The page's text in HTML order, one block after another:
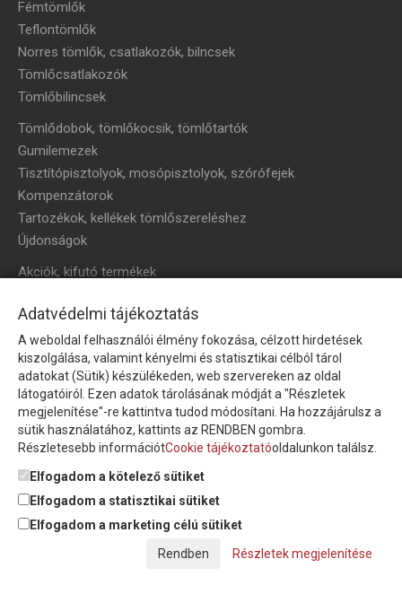
Fémtömlők
Teflontömlők
Norres tömlők, csatlakozók, bilncsek
Tömlőcsatlakozók
Tömlőbilincsek
Tömlődobok, tömlőkocsik, tömlőtartók
Gumilemezek
Tisztítópisztolyok, mosópisztolyok, szórófejek
Kompenzátorok
Tartozékok, kellékek tömlőszereléshez
Újdonságok
Akciók, kifutó termékek
HÍRLEVÉL
Íratkozzon fel hírlevelünkre!
Feliratkozom a hírlevélre és nyilatkozom, hogy azadatkezelési
tájékoztatót elolvastam, megismertem és elfogadom.
© Copyright Triász-Tömlő Kft. | Minden jog fenntartva!
Adatvédelmi tájékoztatás
A weboldal felhasználói élmény fokozása, célzott hirdetések
kiszolgálása, valamint kényelmi és statisztikai célból tárol
adatokat (Sütik) készülékeden, web szervereken az oldal
látogatóiról. Ezen adatok tárolásának módját a "Részletek
megjelenítése"-re kattintva tudod módosítani. Ha hozzájárulsz a
sütik használatához, kattints az RENDBEN gombra.
Részletesebb információtCookie tájékoztatóoldalunkon találsz.
Elfogadom a kötelező sütiket
Elfogadom a statisztikai sütiket
Elfogadom a marketing célú sütiket
Részletek megjelenítése